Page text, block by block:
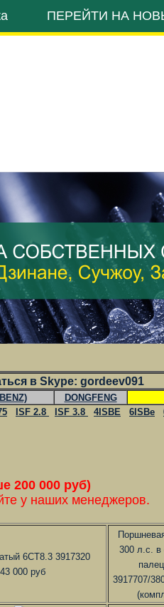
ПЕРЕЙТИ НА
в Skype: gordeev091
DONGFENG
ISF 2.8 ISF 3.8 4ISBE 6ISBe
000 руб)
у наших менеджеров.
6CT8.3 3917320
000 руб
300 л.с. в
3917707/